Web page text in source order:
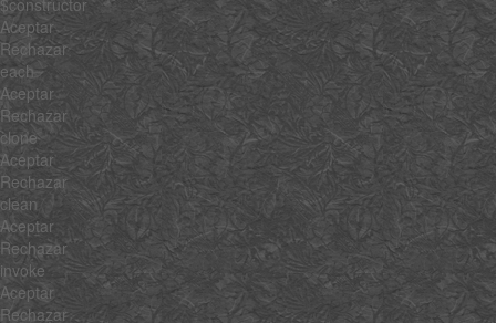
Aceptar
Rechazar
each
Aceptar
Rechazar
clone
Aceptar
Rechazar
clean
Aceptar
Rechazar
invoke
Aceptar
Rechazar